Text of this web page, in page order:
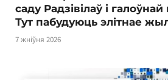
саду Радзівілаў і
Тут пабудуюць элітнае
7 жніўня 2026